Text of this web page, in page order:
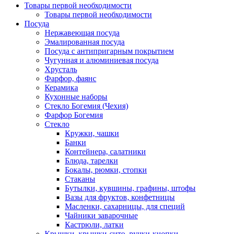
Товары первой необходимости
Товары первой необходимости
Посуда
Нержавеющая посуда
Эмалированная посуда
Посуда с антипригарным покрытием
Чугунная и алюминиевая посуда
Хрусталь
Фарфор, фаянс
Керамика
Кухонные наборы
Стекло Богемия (Чехия)
Фарфор Богемия
Стекло
Кружки, чашки
Банки
Контейнера, салатники
Блюда, тарелки
Бокалы, рюмки, стопки
Стаканы
Бутылки, кувшины, графины, штофы
Вазы для фруктов, конфетницы
Масленки, сахарницы, для специй
Чайники заварочные
Кастрюли, латки